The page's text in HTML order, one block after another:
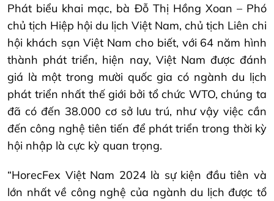
Phát biểu khai mạc, bà Đỗ Thị Hồng Xoan – Phó
chủ tịch Hiệp hội du lịch Việt Nam, chủ tịch Liên chi
hội khách sạn Việt Nam cho biết, với 64 năm hình
thành phát triển, hiện nay, Việt Nam được đánh
giá là một trong mười quốc gia có ngành du lịch
phát triển nhất thế giới bởi tổ chức WTO, chúng ta
đã có đến 38.000 cơ sở lưu trú, như vậy việc cần
đến công nghệ tiên tiến để phát triển trong thời kỳ
hội nhập là cực kỳ quan trọng.
“HorecFex Việt Nam 2024 là sự kiện đầu tiên và
lớn nhất về công nghệ của ngành du lịch được tổ